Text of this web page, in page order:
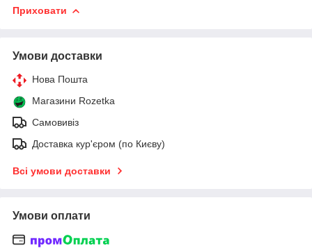
Приховати
Умови доставки
Нова Пошта
Магазини Rozetka
Самовивіз
Доставка кур'єром (по Києву)
Всі умови доставки
Умови оплати